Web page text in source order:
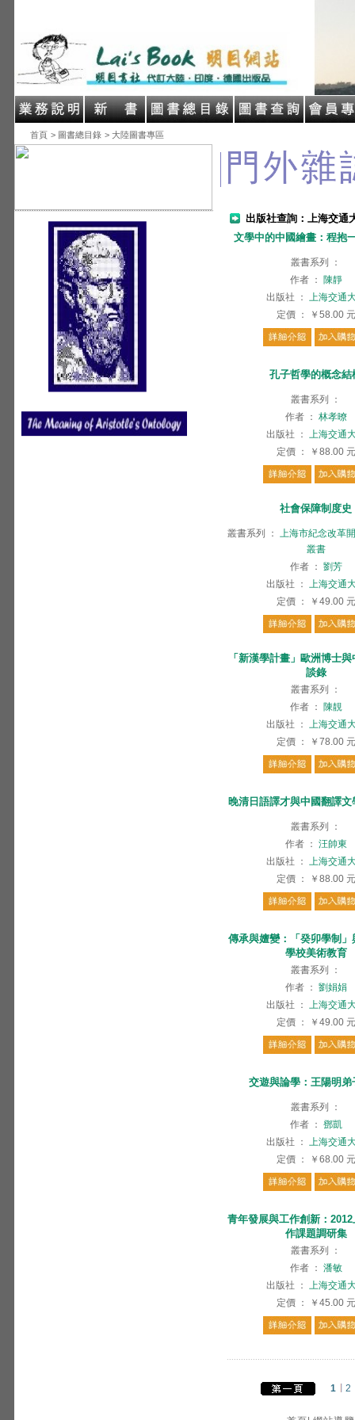
首頁 > 圖書總目錄 > 大陸圖書專區
出版社查詢：上海交通
文學中的中國繪畫：程抱
叢書系列
：
作者 ：
陳靜
出版社
： 上海交通
定價 ： ￥58.00 元
孔子哲學的概念結
叢書系列
：
作者 ： 林孝暸
出版社
： 上海交通
定價 ： ￥88.00 元
社會保障制度史
叢書系列 ： 上海市紀念改革
叢書
作者 ： 劉芳
出版社
： 上海交通
定價 ： ￥49.00 元
「新漢學計畫」歐洲博士
談錄
叢書系列
：
作者 ：
陳靚
出版社
： 上海交通
定價 ： ￥78.00 元
晚清日語譯才與中國翻譯
叢書系列
：
作者 ： 汪帥東
出版社
： 上海交通
定價 ： ￥88.00 元
傳承與嬗變：「癸卯學制
學校美術教育
叢書系列
：
作者 ： 劉娟娟
出版社
： 上海交通
定價 ： ￥49.00 元
交遊與論學：王陽明弟
叢書系列
：
作者 ： 鄧凱
出版社
： 上海交通
定價 ： ￥68.00 元
青年發展與工作創新：
作課題調研集
叢書系列
：
作者 ： 潘敏
出版社
： 上海交通
定價 ： ￥45.00 元
1 2